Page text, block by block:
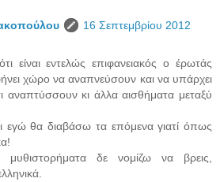
16 Σεπτεμβρίου 2012
είναι εντελώς επιφανειακός ο έρωτάς
χώρο να αναπνεύσουν και να υπάρχει
αναπτύσσουν κι άλλα αισθήματα μεταξύ
εγώ θα διαβάσω τα επόμενα γιατί όπως
μυθιστορήματα δε νομίζω να βρεις,